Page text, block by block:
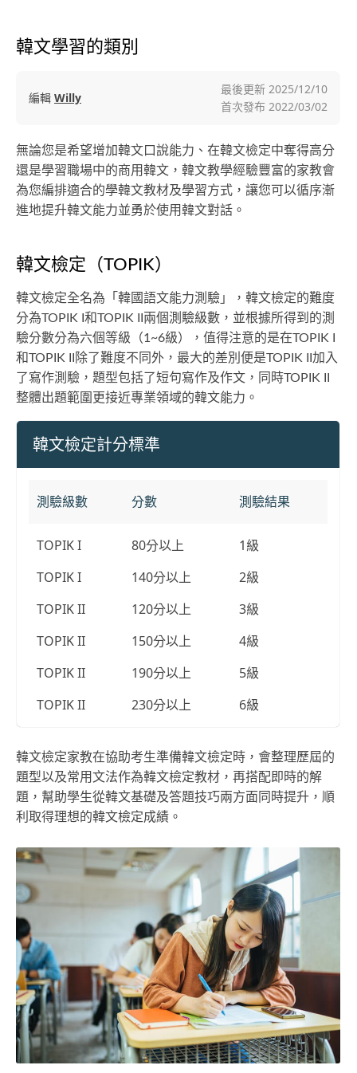
韓文學習的類別
編輯 Willy
最後更新 2025/12/10
首次發布 2022/03/02
無論您是希望增加韓文口說能力、在韓文檢定中奪得高分
還是學習職場中的商用韓文，韓文教學經驗豐富的家教會
為您編排適合的學韓文教材及學習方式，讓您可以循序漸
進地提升韓文能力並勇於使用韓文對話。
韓文檢定（TOPIK）
韓文檢定全名為「韓國語文能力測驗」，韓文檢定的難度
分為TOPIK I和TOPIK II兩個測驗級數，並根據所得到的測
驗分數分為六個等級（1~6級），值得注意的是在TOPIK I
和TOPIK II除了難度不同外，最大的差別便是TOPIK II加入
了寫作測驗，題型包括了短句寫作及作文，同時TOPIK II
整體出題範圍更接近專業領域的韓文能力。
韓文檢定計分標準
測驗級數 分數 測驗結果
TOPIK I 80分以上
1級
TOPIK I
140分以上
2級
TOPIK II
120分以上
3級
TOPIK II
150分以上
4級
TOPIK II
190分以上
5級
TOPIK II
230分以上 6級
韓文檢定家教在協助考生準備韓文檢定時，會整理歷屆的
題型以及常用文法作為韓文檢定教材，再搭配即時的解
題，幫助學生從韓文基礎及答題技巧兩方面同時提升，順
利取得理想的韓文檢定成績。